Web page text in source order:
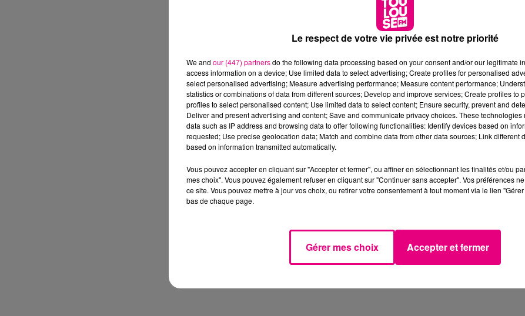
Le respect de votre vie privée est notre priorité
We and our (447) partnersdo the following data processing based on your consent and/or our legitimate
access information on a device; Use limited data to select advertising; Create profiles for personalised
select personalised advertising; Measure advertising performance; Measure content performance;
statistics or combinations of data from different sources; Develop and improve services; Create profiles to
profiles to select personalised content; Use limited data to select content; Ensure security, prevent and
Deliver and present advertising and content; Save and communicate privacy choices. These technologies
data such as IP address and browsing data to offer following functionalities: Identify devices based on
requested; Use precise geolocation data; Match and combine data from other data sources; Link different
based on information transmitted automatically.
Vous pouvez accepter en cliquant sur "Accepter et fermer", ou affiner en sélectionnant les finalités et/ou
mes choix". Vous pouvez également refuser en cliquant sur "Continuer sans accepter". Vos préférences
ce site. Vous pouvez mettre à jour vos choix, ou retirer votre consentement à tout moment via le lien
bas de chaque page.
Gérer mes choix Accepter et fermer